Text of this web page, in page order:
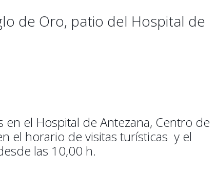
de Oro, patio del Hospital de
el Hospital de Antezana, Centro de
el horario de visitas turísticas y el
las 10,00 h.